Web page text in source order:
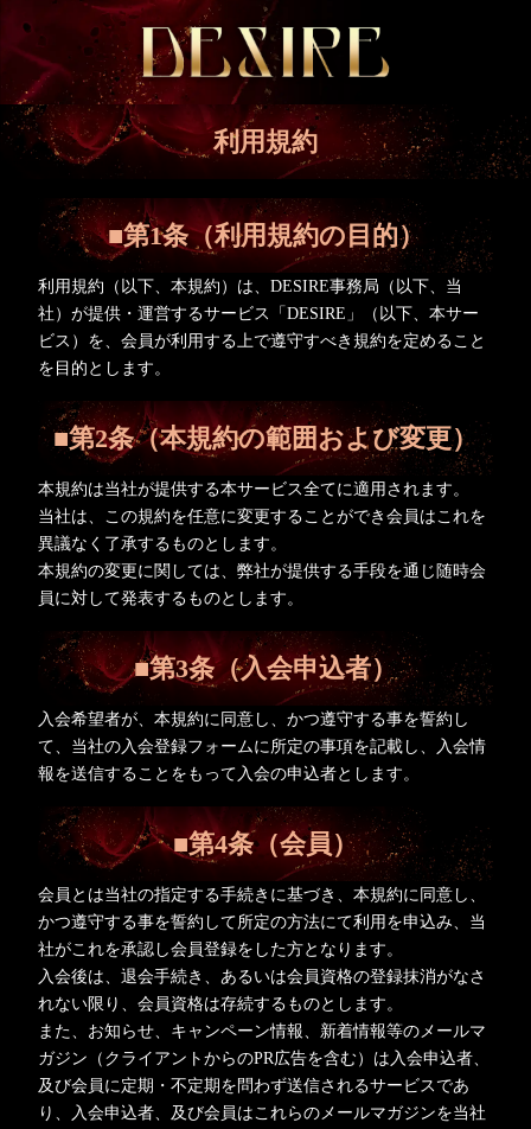
利用規約
■第1条（利用規約の目的）
利用規約（以下、本規約）は、DESIRE事務局（以下、当
社）が提供・運営するサービス「DESIRE」（以下、本サー
ビス）を、会員が利用する上で遵守すべき規約を定めること
を目的とします。
■第2条（本規約の範囲および変更）
本規約は当社が提供する本サービス全てに適用されます。
当社は、この規約を任意に変更することができ会員はこれを
異議なく了承するものとします。
本規約の変更に関しては、弊社が提供する手段を通じ随時会
員に対して発表するものとします。
■第3条（入会申込者）
入会希望者が、本規約に同意し、かつ遵守する事を誓約し
て、当社の入会登録フォームに所定の事項を記載し、入会情
報を送信することをもって入会の申込者とします。
■第4条（会員）
会員とは当社の指定する手続きに基づき、本規約に同意し、
かつ遵守する事を誓約して所定の方法にて利用を申込み、当
社がこれを承認し会員登録をした方となります。
入会後は、退会手続き、あるいは会員資格の登録抹消がなさ
れない限り、会員資格は存続するものとします。
また、お知らせ、キャンペーン情報、新着情報等のメールマ
ガジン（クライアントからのPR広告を含む）は入会申込者、
及び会員に定期・不定期を問わず送信されるサービスであ
り、入会申込者、及び会員はこれらのメールマガジンを当社